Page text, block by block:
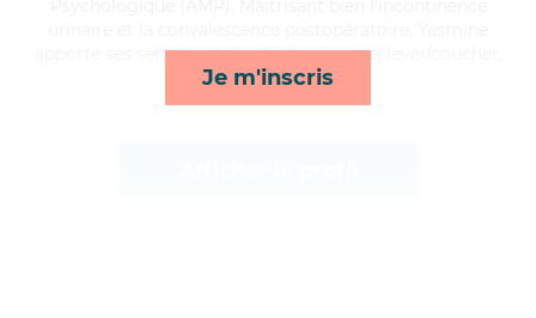
Je m'inscris
apporte ses services de lessive/repassage, lever/coucher,
ménage et repas*